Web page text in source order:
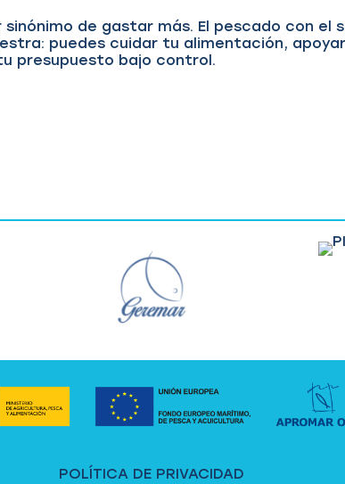
de gastar más. El pescado con el
puedes cuidar tu alimentación,
presupuesto bajo control.
POLÍTICA DE PRIVACIDAD